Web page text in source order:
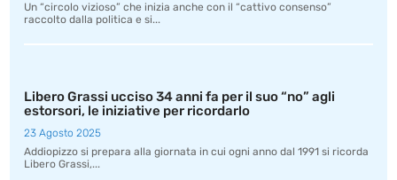
Un “circolo vizioso” che inizia anche con il “cattivo consenso”
raccolto dalla politica e si...
Libero Grassi ucciso 34 anni fa per il suo “no” agli
estorsori, le iniziative per ricordarlo
23 Agosto 2025
Addiopizzo si prepara alla giornata in cui ogni anno dal 1991 si ricorda
Libero Grassi,...